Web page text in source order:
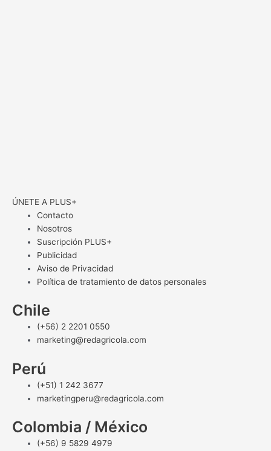
ÚNETE A PLUS+
Contacto
Nosotros
Suscripción PLUS+
Publicidad
Aviso de Privacidad
Política de tratamiento de datos personales
Chile
(+56) 2 2201 0550
marketing@redagricola.com
Perú
(+51) 1 242 3677
marketingperu@redagricola.com
Colombia / México
(+56) 9 5829 4979